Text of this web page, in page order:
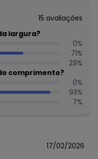
LTDA / CNPJ
Lavagem a mão -
- Secagem em varal -
a 110° C sem vapor
na barra e manga
15 avaliações
largura?
0%
71%
29%
comprimento?
0%
93%
7%
17/02/2026